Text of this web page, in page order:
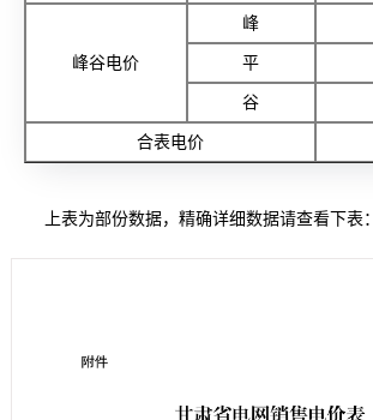
峰谷电价
峰
平
谷
合表电价
上表为部份数据，精确详细数据请查看下表：